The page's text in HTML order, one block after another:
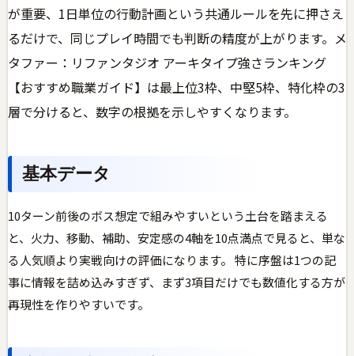
が重要、1日単位の行動計画という共通ルールを先に押さえ
るだけで、同じプレイ時間でも判断の精度が上がります。メ
タファー：リファンタジオ アーキタイプ強さランキング
【おすすめ職業ガイド】は最上位3枠、中堅5枠、特化枠の3
層で分けると、数字の根拠を示しやすくなります。
基本データ
10ターン前後のボス想定で組みやすいという土台を踏まえる
と、火力、移動、補助、安定感の4軸を10点満点で見ると、単な
る人気順より実戦向けの評価になります。 特に序盤は1つの記
事に情報を詰め込みすぎず、まず3項目だけでも数値化する方が
再現性を作りやすいです。